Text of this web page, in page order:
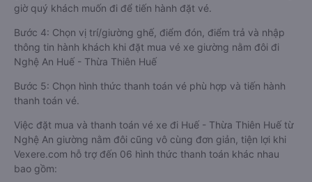
giờ quý khách muốn đi để tiến hành đặt vé.
Bước 4: Chọn vị trí/giường ghế, điểm đón, điểm trả và nhập
thông tin hành khách khi đặt mua vé xe giường nằm đôi đi
Nghệ An Huế - Thừa Thiên Huế
Bước 5: Chọn hình thức thanh toán vé phù hợp và tiến hành
thanh toán vé.
Việc đặt mua và thanh toán vé xe đi Huế - Thừa Thiên Huế từ
Nghệ An giường nằm đôi cũng vô cùng đơn giản, tiện lợi khi
Vexere.com hỗ trợ đến 06 hình thức thanh toán khác nhau
bao gồm: